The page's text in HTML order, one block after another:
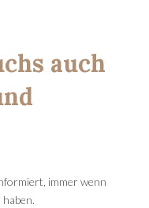
auch
immer wenn